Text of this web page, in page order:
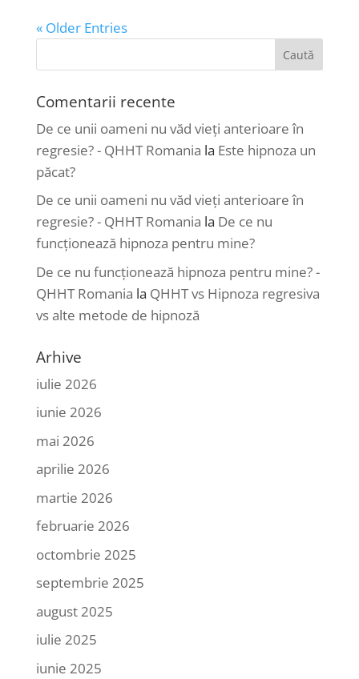
« Older Entries
Comentarii recente
De ce unii oameni nu văd vieți anterioare în
regresie? - QHHT Romania la Este hipnoza un
păcat?
De ce unii oameni nu văd vieți anterioare în
regresie? - QHHT Romania la De ce nu
funcționează hipnoza pentru mine?
De ce nu funcționează hipnoza pentru mine? -
QHHT Romania la QHHT vs Hipnoza regresiva
vs alte metode de hipnoză
Arhive
iulie 2026
iunie 2026
mai 2026
aprilie 2026
martie 2026
februarie 2026
octombrie 2025
septembrie 2025
august 2025
iulie 2025
iunie 2025